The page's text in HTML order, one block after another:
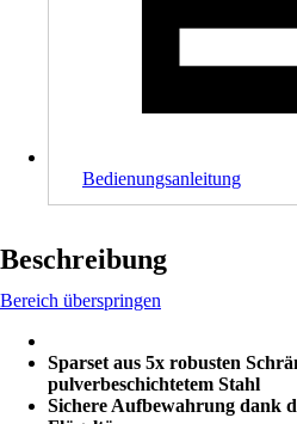
Bedienungsanleitung
Beschreibung
Bereich überspringen
Sparset aus 5x robusten
pulverbeschichtetem Stahl
Sichere Aufbewahrung dank